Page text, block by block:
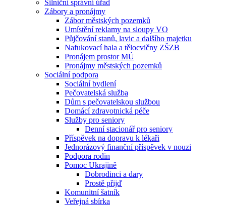
Silniční správní úřad
Zábory a pronájmy
Zábor městských pozemků
Umístění reklamy na sloupy VO
Půjčování stanů, lavic a dalšího majetku
Nafukovací hala a tělocvičny ZŠZB
Pronájem prostor MÚ
Pronájmy městských pozemků
Sociální podpora
Sociální bydlení
Pečovatelská služba
Dům s pečovatelskou službou
Domácí zdravotnická péče
Služby pro seniory
Denní stacionář pro seniory
Příspěvek na dopravu k lékaři
Jednorázový finanční příspěvek v nouzi
Podpora rodin
Pomoc Ukrajině
Dobrodinci a dary
Prostě přijď
Komunitní šatník
Veřejná sbírka